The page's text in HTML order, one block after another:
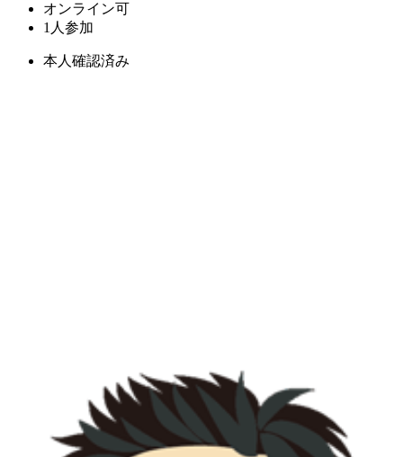
オンライン可
1人参加
本人確認済み